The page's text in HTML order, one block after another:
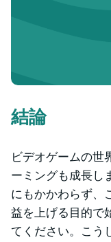
結論
ビデオゲームの世
ーミングも成長し
にもかかわらず、
益を上げる目的で
てください。こう